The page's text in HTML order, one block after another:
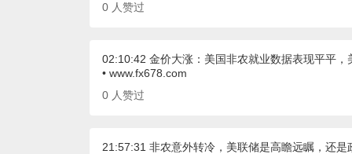
0 人赞过
02:10:42 金价大涨：美国非农就业数据表现平平，
• www.fx678.com
0 人赞过
21:57:31 非农意外转冷，美联储是高瞻远瞩，还是